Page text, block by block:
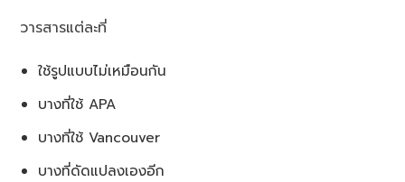
วารสารแต่ละที่
ใช้รูปแบบไม่เหมือนกัน
บางที่ใช้ APA
บางที่ใช้ Vancouver
บางที่ดัดแปลงเองอีก